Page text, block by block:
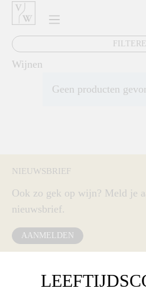
Wijnen
Geen producten
NIEUWSBRIEF
Ook zo gek op wijn? Meld je
nieuwsbrief.
AANMELDEN